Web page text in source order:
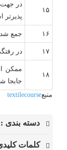
۱۵
در
پذیرتر
۱۶ جمع
۱۷ در
۱۸
ممکن
جابجا
منبعtextilecourse
دسته بندی :
کلمات